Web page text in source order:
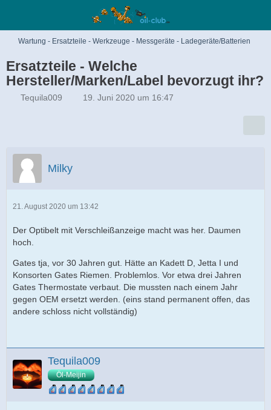
Wartung - Ersatzteile - Werkzeuge - Messgeräte - Ladegeräte/Batterien
Ersatzteile - Welche
Hersteller/Marken/Label bevorzugt ihr?
Tequila009 19. Juni 2020 um 16:47
Milky
21. August 2020 um 13:42
Der Optibelt mit Verschleißanzeige macht was her. Daumen
hoch.
Gates tja, vor 30 Jahren gut. Hätte an Kadett D, Jetta I und
Konsorten Gates Riemen. Problemlos. Vor etwa drei Jahren
Gates Thermostate verbaut. Die mussten nach einem Jahr
gegen OEM ersetzt werden. (eins stand permanent offen, das
andere schloss nicht vollständig)
Tequila009
Öl-Meijin